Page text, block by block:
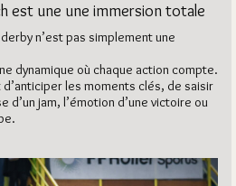
est une une immersion totale
n’est pas simplement une
dynamique où chaque action compte.
les moments clés, de saisir
d’un jam, l’émotion d’une victoire ou